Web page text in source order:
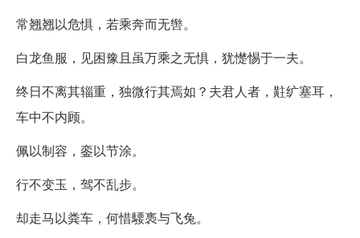
常翘翘以危惧，若乘奔而无辔。
白龙鱼服，见困豫且虽万乘之无惧，犹憷惕于一夫。
终日不离其辎重，独微行其焉如？夫君人者，黈纩塞耳，
车中不内顾。
佩以制容，銮以节涂。
行不变玉，驾不乱步。
却走马以粪车，何惜騕褭与飞兔。